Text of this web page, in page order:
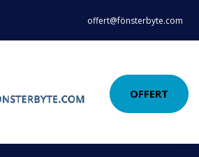
offert@fönsterbyte.com
OFFERT